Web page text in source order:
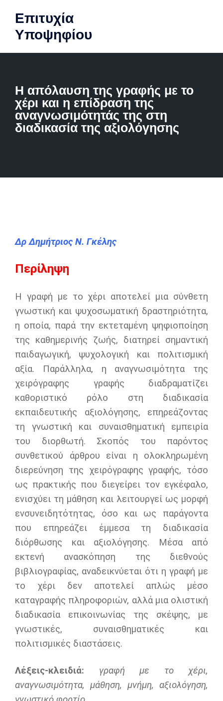
Επιτυχία
Υποψηφίου
Η απόλαυση της γραφής με το
χέρι και η επίδραση της
αναγνωσιμότητάς της στη
διαδικασία της αξιολόγησης
Δρ Δημήτριος Ν. Γκέλης
Περίληψη
Η γραφή με το χέρι αποτελεί μια σύνθετη
γνωστική και ψυχοσωματική δραστηριότητα,
η οποία, παρά την εκτεταμένη ψηφιοποίηση
της καθημερινής ζωής, διατηρεί σημαντική
παιδαγωγική, ψυχολογική και πολιτισμική
αξία. Παράλληλα, η αναγνωσιμότητα της
χειρόγραφης γραφής διαδραματίζει
καθοριστικό ρόλο στη διαδικασία
εκπαιδευτικής αξιολόγησης, επηρεάζοντας
τη γνωστική και συναισθηματική εμπειρία
του διορθωτή. Σκοπός του παρόντος
συνθετικού άρθρου είναι η ολοκληρωμένη
διερεύνηση της χειρόγραφης γραφής, τόσο
ως πρακτικής που διεγείρει τον εγκέφαλο,
ενισχύει τη μάθηση και λειτουργεί ως μορφή
ενσυνειδητότητας, όσο και ως παράγοντα
που επηρεάζει έμμεσα τη διαδικασία
διόρθωσης και αξιολόγησης. Μέσα από
εκτενή ανασκόπηση της διεθνούς
βιβλιογραφίας, αναδεικνύεται ότι η γραφή με
το χέρι δεν αποτελεί απλώς μέσο
καταγραφής πληροφοριών, αλλά μια ολιστική
διαδικασία επικοινωνίας της σκέψης, με
γνωστικές, συναισθηματικές και
πολιτισμικές διαστάσεις.
Λέξεις-κλειδιά:
γραφή με το χέρι,
αναγνωσιμότητα, μάθηση, μνήμη, αξιολόγηση,